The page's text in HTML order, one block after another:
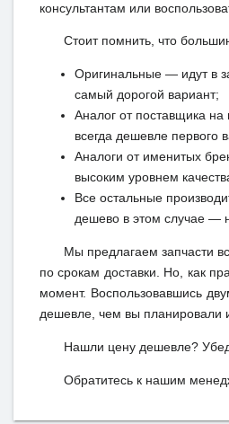
консультантам или
Стоит помнить, что
Оригинальные — идут в
самый дорогой вариант;
Аналог от поставщика на
всегда дешевле первого
Аналоги от именитых
высоким уровнем
Все остальные
дешево в этом случае —
Мы предлагаем запчасти
по срокам доставки. Но, как
момент. Воспользовавшись
дешевле, чем вы планировали
Нашли цену дешевле?
Обратитесь к нашим